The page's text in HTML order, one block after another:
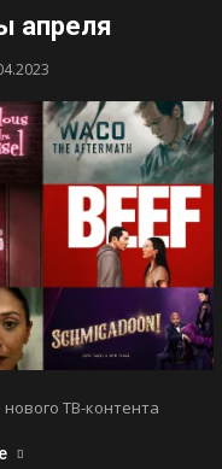
апреля
ТВ-контента